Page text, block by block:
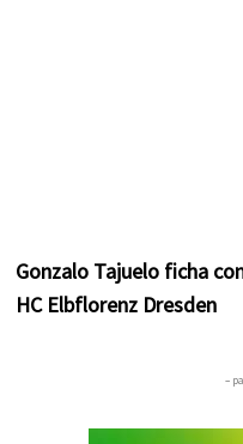
Gonzalo Tajuelo ficha
HC Elbflorenz Dresden
–